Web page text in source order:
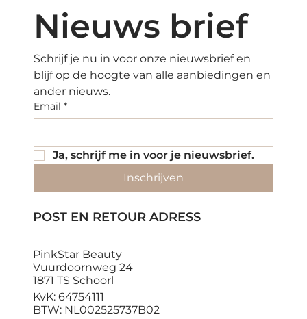
Nieuws brief
Schrijf je nu in voor onze nieuwsbrief en
blijf op de hoogte van alle aanbiedingen en
ander nieuws.
Email *
Ja, schrijf me in voor je nieuwsbrief.
Inschrijven
POST EN RETOUR ADRESS
PinkStar Beauty
Vuurdoornweg 24
1871 TS Schoorl
KvK: 64754111
BTW: NL002525737B02